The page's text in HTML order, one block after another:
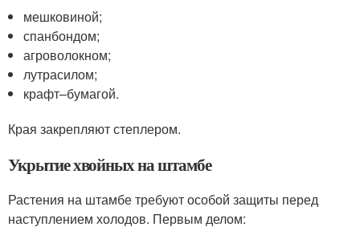
мешковиной;
спанбондом;
агроволокном;
лутрасилом;
крафт–бумагой.
Края закрепляют степлером.
Укрытие хвойных на штамбе
Растения на штамбе требуют особой защиты перед
наступлением холодов. Первым делом: